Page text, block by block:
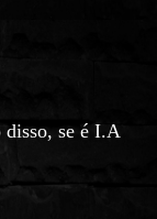
se é I.A